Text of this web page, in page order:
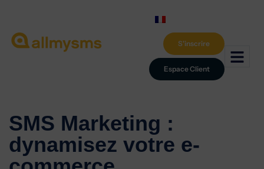
Espace Client
S'inscrire
SMS Marketing :
dynamisez votre e-